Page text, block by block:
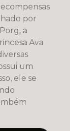
por
a
Ava
um
ele se